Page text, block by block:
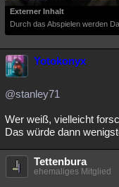
Externer Inhalt
Durch das Abspielen werden
Yotokonyx
@stanley71
Wer weiß, vielleicht
Das würde dann
Tettenbura
ehemaliges Mitglied